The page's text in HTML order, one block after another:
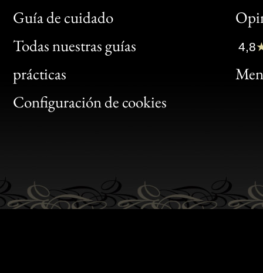
Guía de cuidado
Todas nuestras guías
prácticas
Configuración de cookies
Bon
Clic
Bon
4,8